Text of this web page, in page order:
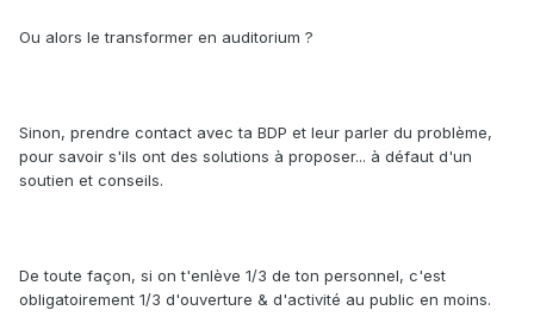
Ou alors le transformer en auditorium ?
Sinon, prendre contact avec ta BDP et leur parler du problème,
pour savoir s'ils ont des solutions à proposer... à défaut d'un
soutien et conseils.
De toute façon, si on t'enlève 1/3 de ton personnel, c'est
obligatoirement 1/3 d'ouverture & d'activité au public en moins.